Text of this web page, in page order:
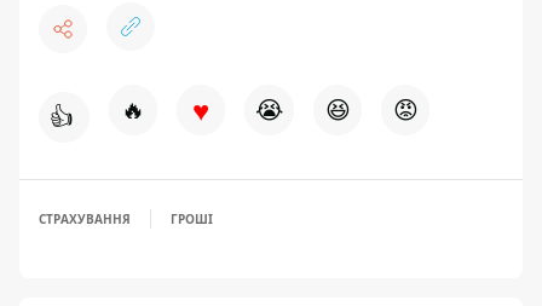
👍 🔥 ♥ 😭 😆 😡
СТРАХУВАННЯ ГРОШІ